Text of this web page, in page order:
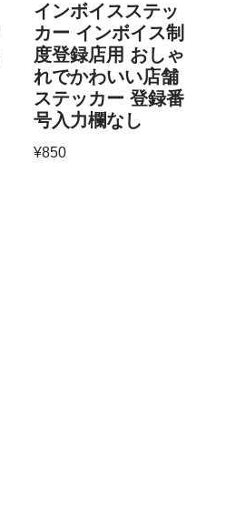
インボイスステッ
カー インボイス制
度登録店用 おしゃ
れでかわいい店舗
ステッカー 登録番
号入力欄なし
¥850